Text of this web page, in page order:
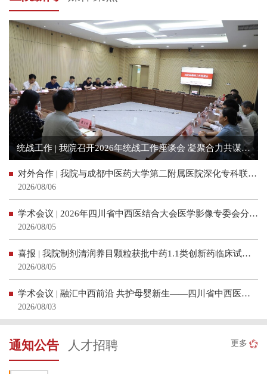
统战工作 | 我院召开2026年统战工作座谈会 凝聚合力共谋高质量发展
对外合作 | 我院与成都中医药大学第二附属医院深化专科联盟合作
2026/08/06
学术会议 | 2026年四川省中西医结合大会医学影像专委会分会场学术会议顺利召开
2026/08/05
喜报 | 我院制剂清润养目颗粒获批中药1.1类创新药临床试验批准通知书
2026/08/05
学术会议 | 融汇中西前沿 共护母婴新生——四川省中西医结合围产医学专业委员会第三次学术会议在蓉顺利举办
2026/08/03
通知公告 人才招聘 更多